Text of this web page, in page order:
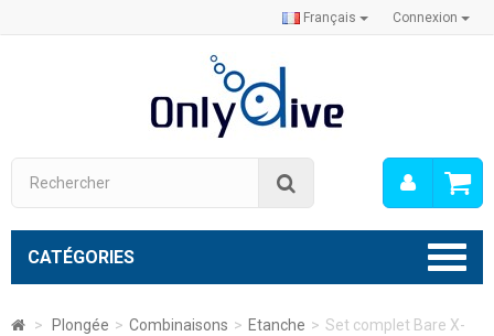
Connexion
Français
Mon
CATÉGORIES
> Plongée > Combinaisons > Etanche > Set complet Bare X-